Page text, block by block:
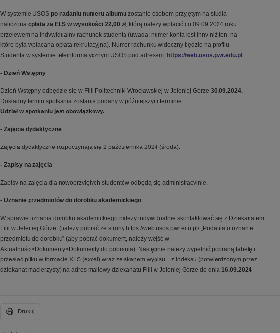
W systemie USOSpo nadaniu numeru albumuzostanie osobom przyjętym na studia
naliczona opłata za ELS w wysokości 22,00 zł, którą należy wpłacić do 09.09.2024 roku
przelewem na indywidualny rachunek studenta (uwaga: numer konta jest inny niż ten, na
które była wpłacana opłata rekrutacyjna). Numer rachunku widoczny będzie na profilu
Studenta w systemie teleinformatycznym USOS pod adresem: https://web.usos.pwr.edu.pl
- Dzień Wstępny
Dzień Wstępny odbędzie się w Filii Politechniki Wrocławskiej w Jeleniej Górze 30.09.2024.
Dokładny termin spotkania zostanie podany w późniejszym terminie.
Udział w spotkaniu jest obowiązkowy.
- Zajęcia dydaktyczne
Zajęcia dydaktyczne rozpoczynają się 2 października 2024 (środa).
- Zapisy na zajęcia
Zapisy na zajęcia dla nowoprzyjętych studentów odbędą się administracyjnie.
- Uznanie przedmiotów do dorobku akademickiego
W sprawie uznania dorobku akademickiego należy indywidualnie skontaktować się z Dziekanatem
Filii w Jeleniej Górze (należy pobrać ze strony https://web.usos.pwr.edu.pl/ „Podania o uznanie
przedmiotu do dorobku” (aby pobrać dokument, należy wejść w
Aktualności>Dokumenty>Dokumenty do pobrania). Następnie należy wypełnić pobraną tabelę i
przesłać pliku w formacie.XLS (excel) wraz ze skanem wypisu z indeksu (potwierdzonym przez
dziekanat macierzysty) na adres mailowy dziekanatu Filii w Jeleniej Górze do dnia 16.09.2024
Drukuj